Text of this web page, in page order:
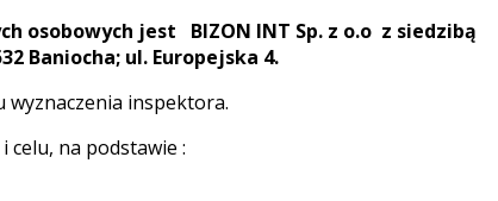
osobowych jest BIZON INT Sp. z o.o z siedzibą
Baniocha; ul. Europejska 4.
inspektora.
celu, na podstawie :